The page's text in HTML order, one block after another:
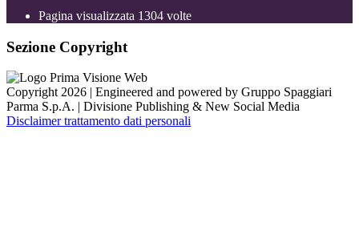
Pagina visualizzata 1304 volte
Sezione Copyright
Copyright 2026 | Engineered and powered by Gruppo Spaggiari
Parma S.p.A. | Divisione Publishing & New Social Media
Disclaimer trattamento dati personali